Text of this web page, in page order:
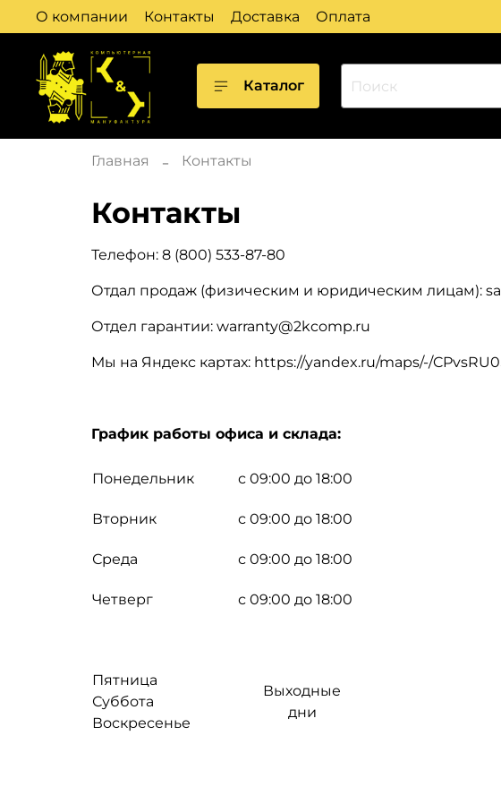
О компании Контакты Доставка Оплата
Каталог
Главная Контакты
Контакты
Телефон: 8 (800) 533-87-80
Отдал продаж (физическим и юридическим лицам):
Отдел гарантии: warranty@2kcomp.ru
Мы на Яндекс картах: https://yandex.ru/maps/-/
График работы офиса и склада:
Понедельник с 09:00 до 18:00
Вторник с 09:00 до 18:00
Среда с 09:00 до 18:00
Четверг с 09:00 до 18:00
Пятница
Суббота
Воскресенье
Выходные
дни